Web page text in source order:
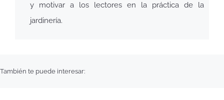
y motivar a los lectores en la práctica de la
jardinería.
También te puede interesar: